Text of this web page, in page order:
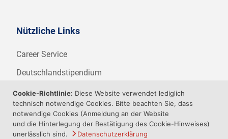
Nützliche Links
Career Service
Deutschlandstipendium
WHZ Firmenstipendium
Weitere Angebote der WHZ
Cookie-Richtlinie: Diese Website verwendet lediglich
technisch notwendige Cookies. Bitte beachten Sie, dass
notwendige Cookies (Anmeldung an der Website
und die Hinterlegung der Bestätigung des Cookie-Hinweises)
unerlässlich sind.
Datenschutzerklärung